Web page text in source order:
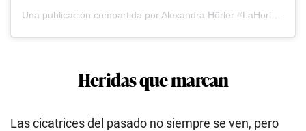
Heridas que marcan
Las cicatrices del pasado no siempre se ven, pero